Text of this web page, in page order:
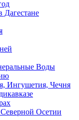
Дагестане
Воды
Ингушетия, Чечня
Осетии